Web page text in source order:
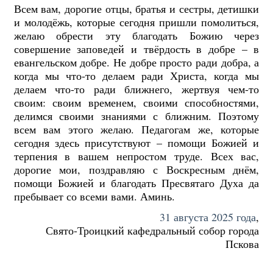
Всем вам, дорогие отцы, братья и сестры, детишки
и молодёжь, которые сегодня пришли помолиться,
желаю обрести эту благодать Божию через
совершение заповедей и твёрдость в добре – в
евангельском добре. Не добре просто ради добра, а
когда мы что-то делаем ради Христа, когда мы
делаем что-то ради ближнего, жертвуя чем-то
своим: своим временем, своими способностями,
делимся своими знаниями с ближним. Поэтому
всем вам этого желаю. Педагогам же, которые
сегодня здесь присутствуют – помощи Божией и
терпения в вашем непростом труде. Всех вас,
дорогие мои, поздравляю с Воскресным днём,
помощи Божией и благодать Пресвятаго Духа да
пребывает со всеми вами. Аминь.
31 августа 2025 года,
Свято-Троицкий кафедральный собор города
Пскова